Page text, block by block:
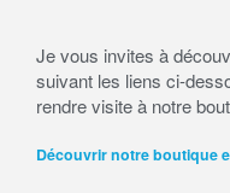
Je vous invites à
suivant les liens ci-
rendre visite à notre
Découvrir notre boutique